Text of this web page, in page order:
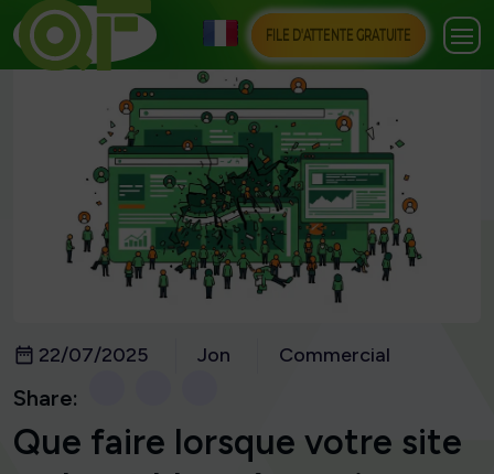
FILE D'ATTENTE GRATUITE
22/07/2025 Jon Commercial
Share:
Que faire lorsque votre site